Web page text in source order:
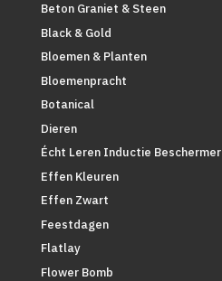
Beton Graniet & Steen
Black & Gold
Bloemen & Planten
Bloemenpracht
Botanical
Dieren
Écht Leren Inductie Beschermer
Effen Kleuren
Effen Zwart
Feestdagen
Flatlay
Flower Bomb